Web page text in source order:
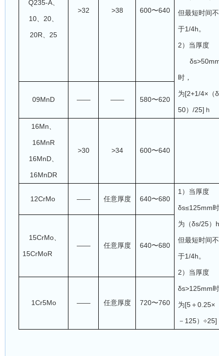
Q235-A、
10、20、
20R、25
>32 >38 600〜640 但最短时间
于1/4h。
2）当厚度
时，
为[2+1/4×（
50）/25]ｈ
09MnD —— —— 580〜620
16Mn
16MnR
16MnD
16MnDR
>30 >34 600〜640
12CrMo —— 任意厚度 640〜680
1）当厚度
δs≤125mm
为（δs/25）
但最短时间
于1/4h。
2）当厚度
δs>125mm
为[5＋0 .25×
－125）÷25]
15CrMo、
15CrMoR
—— 任意厚度 640〜680
1Cr5Mo —— 任意厚度 720〜760